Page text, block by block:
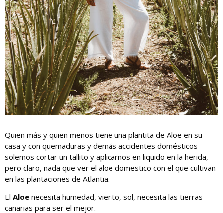
Quien más y quien menos tiene una plantita de Aloe en su
casa y con quemaduras y demás accidentes domésticos
solemos cortar un tallito y aplicarnos en liquido en la herida,
pero claro, nada que ver el aloe domestico con el que cultivan
en las plantaciones de Atlantia.
El Aloe necesita humedad, viento, sol, necesita las tierras
canarias para ser el mejor.